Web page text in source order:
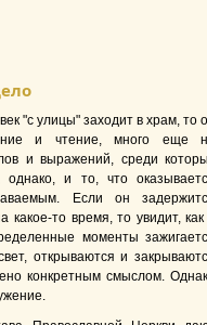
"с улицы" заходит в храм, то
и чтение, много еще
и выражений, среди
однако, и то, что
Если он
какое-то время, то увидит, как
моменты
открываются и
конкретным смыслом.